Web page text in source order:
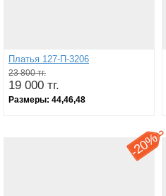
Платья 127-П-3206
23 800 тг.
19 000 тг.
Размеры: 44,46,48
-
20%